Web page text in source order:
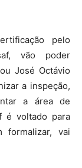
pelo
vão poder
José Octávio
a inspeção,
a área de
é voltado para
formalizar, vai